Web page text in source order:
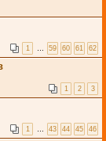
1 … 59 60 61 62
1 2 3
1 … 43 44 45 46